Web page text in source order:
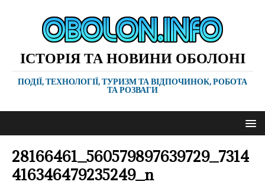
ІСТОРІЯ ТА НОВИНИ ОБОЛОНІ
ПОДІЇ, ТЕХНОЛОГІЇ, ТУРИЗМ ТА ВІДПОЧИНОК, РОБОТА
ТА РОЗВАГИ
28166461_560579897639729_7314
416346479235249_n